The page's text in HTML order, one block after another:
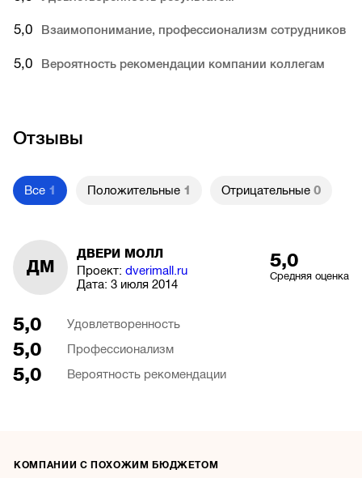
5,0 Взаимопонимание, профессионализм сотрудников
5,0 Вероятность рекомендации компании коллегам
Отзывы
Все 1 Положительные 1 Отрицательные 0
ДМ
ДВЕРИ МОЛЛ
Проект: dverimall.ru
Дата: 3 июля 2014
5,0
Средняя оценка
5,0 Удовлетворенность
5,0 Профессионализм
5,0 Вероятность рекомендации
КОМПАНИИ С ПОХОЖИМ БЮДЖЕТОМ